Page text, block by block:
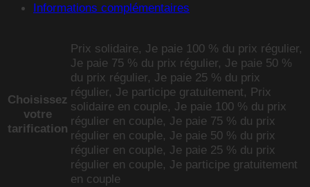
Informations complémentaires
Choisissez
votre
tarification
Prix solidaire, Je paie 100 % du prix régulier,
Je paie 75 % du prix régulier, Je paie 50 %
du prix régulier, Je paie 25 % du prix
régulier, Je participe gratuitement, Prix
solidaire en couple, Je paie 100 % du prix
régulier en couple, Je paie 75 % du prix
régulier en couple, Je paie 50 % du prix
régulier en couple, Je paie 25 % du prix
régulier en couple, Je participe gratuitement
en couple